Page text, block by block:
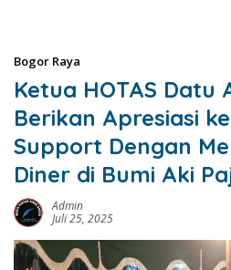
Bogor Raya
Ketua HOTAS Datu
Berikan Apresiasi
Support Dengan
Diner di Bumi Aki
Admin
Juli 25, 2025